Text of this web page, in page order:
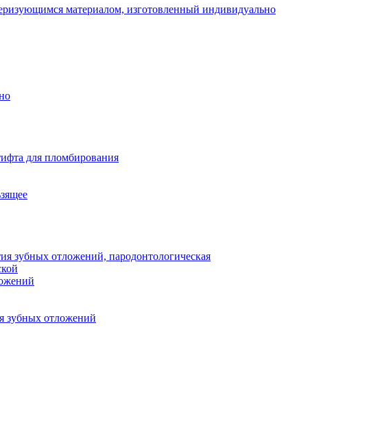
материалом, изготовленный индивидуально
для пломбирования
зубных отложений, пародонтологическая
зубных отложений